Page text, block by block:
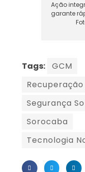
Ação
garante
Tags:
GCM
Segurança
Sorocaba
Tecnologia